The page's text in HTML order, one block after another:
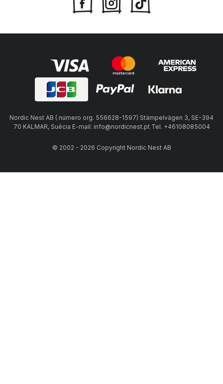
Nordic Nest AB ( número org. 556628-1597) Stämpelvägen 3, SE-394
70 KALMAR, Suécia E-mail: info@nordicnest.pt Tel. +46108085004
© 2002 - 2026 Copyright Nordic Nest AB